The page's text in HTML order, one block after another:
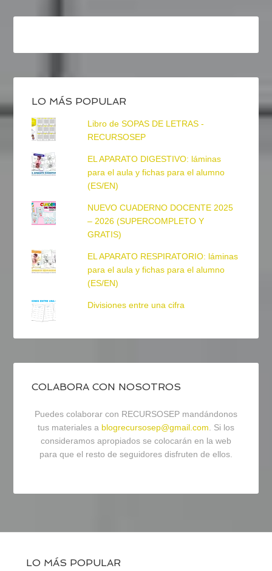
LO MÁS POPULAR
Libro de SOPAS DE LETRAS -
RECURSOSEP
EL APARATO DIGESTIVO: láminas
para el aula y fichas para el alumno
(ES/EN)
NUEVO CUADERNO DOCENTE 2025
– 2026 (SUPERCOMPLETO Y
GRATIS)
EL APARATO RESPIRATORIO: láminas
para el aula y fichas para el alumno
(ES/EN)
Divisiones entre una cifra
COLABORA CON NOSOTROS
Puedes colaborar con RECURSOSEP mandándonos
tus materiales a blogrecursosep@gmail.com. Si los
consideramos apropiados se colocarán en la web
para que el resto de seguidores disfruten de ellos.
LO MÁS POPULAR